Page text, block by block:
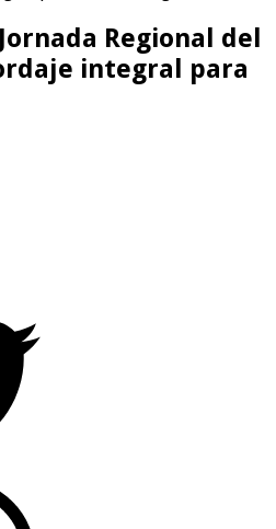
Regional del
integral para